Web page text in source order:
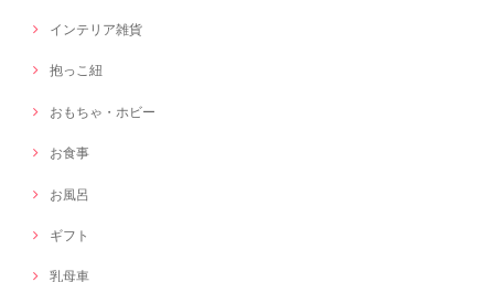
インテリア雑貨
抱っこ紐
おもちゃ・ホビー
お食事
お風呂
ギフト
乳母車